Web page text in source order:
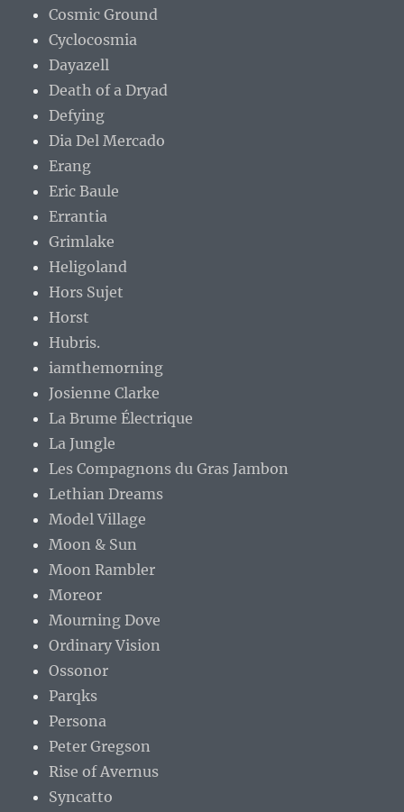
Cosmic Ground
Cyclocosmia
Dayazell
Death of a Dryad
Defying
Dia Del Mercado
Erang
Eric Baule
Errantia
Grimlake
Heligoland
Hors Sujet
Horst
Hubris.
iamthemorning
Josienne Clarke
La Brume Électrique
La Jungle
Les Compagnons du Gras Jambon
Lethian Dreams
Model Village
Moon & Sun
Moon Rambler
Moreor
Mourning Dove
Ordinary Vision
Ossonor
Parqks
Persona
Peter Gregson
Rise of Avernus
Syncatto